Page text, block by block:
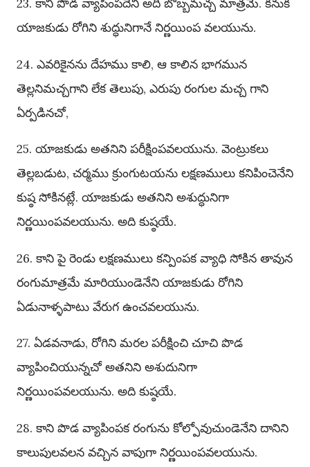
యాజకుడు రోగిని శుద్ధునిగానే నిర్ణయింప వలయును.
24. ఎవరికైనను దేహము కాలి, ఆ కాలిన భాగమున
తెల్లనిమచ్చగాని లేక తెలుపు, ఎరుపు రంగుల మచ్చ గాని
ఏర్పడినచో,
25. యాజకుడు అతనిని పరీక్షింపవలయును. వెంట్రుకలు
తెల్లబడుట, చర్మము క్రుంగుటయను లక్షణములు కనిపించెనేని
కుష్ఠ సోకినట్లే. యాజకుడు అతనిని అశుద్ధునిగా
నిర్ణయింపవలయును. అది కుష్ఠయే.
26. కాని పై రెండు లక్షణములు కన్పింపక వ్యాధి సోకిన తావున
రంగుమాత్రమే మారియుండెనేని యాజకుడు రోగిని
ఏడునాళ్ళపాటు వేరుగ ఉంచవలయును.
27. ఏడవనాడు, రోగిని మరల పరీక్షించి చూచి పొడ
వ్యాపించియున్నచో అతనిని అశుదునిగా
నిర్ణయింపవలయును. అది కుష్ఠయే.
28. కాని పొడ వ్యాపింపక రంగును కోల్పోవుచుండెనేని దానిని
కాలుపులవలన వచ్చిన వాపుగా నిర్ణయింపవలయును.